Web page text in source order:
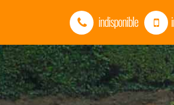
indisponible